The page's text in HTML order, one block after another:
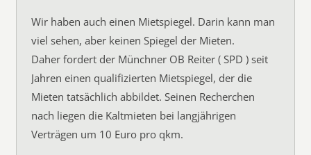
Wir haben auch einen Mietspiegel. Darin kann man
viel sehen, aber keinen Spiegel der Mieten.
Daher fordert der Münchner OB Reiter ( SPD ) seit
Jahren einen qualifizierten Mietspiegel, der die
Mieten tatsächlich abbildet. Seinen Recherchen
nach liegen die Kaltmieten bei langjährigen
Verträgen um 10 Euro pro qkm.